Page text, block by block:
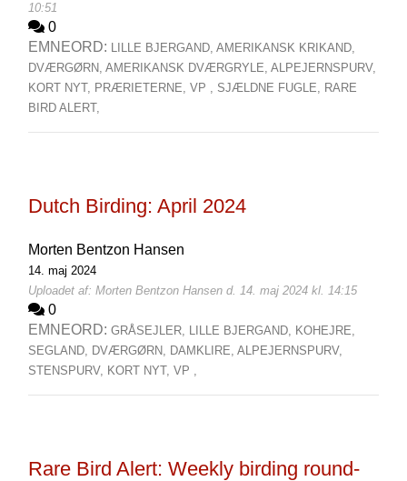
10:51
0
EMNEORD: LILLE BJERGAND, AMERIKANSK KRIKAND,
DVÆRGØRN, AMERIKANSK DVÆRGRYLE, ALPEJERNSPURV,
KORT NYT, PRÆRIETERNE, VP , SJÆLDNE FUGLE, RARE
BIRD ALERT,
Dutch Birding: April 2024
Morten Bentzon Hansen
14. maj 2024
Uploadet af: Morten Bentzon Hansen d. 14. maj 2024 kl. 14:15
0
EMNEORD: GRÅSEJLER, LILLE BJERGAND, KOHEJRE,
SEGLAND, DVÆRGØRN, DAMKLIRE, ALPEJERNSPURV,
STENSPURV, KORT NYT, VP ,
Rare Bird Alert: Weekly birding round-